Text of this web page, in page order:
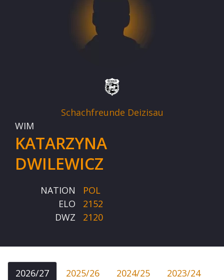
Schachfreunde Deizisau
WIM
KATARZYNA
DWILEWICZ
NATION
POL
ELO
2152
DWZ
2120
2026/27 2025/26 2024/25
2023/24